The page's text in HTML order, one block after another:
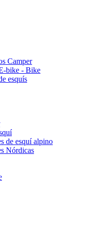
Camper
bike - Bike
esquís
de esquí alpino
Nórdicas